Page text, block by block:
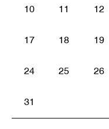
10 11 12
17 18 19
24 25 26
31